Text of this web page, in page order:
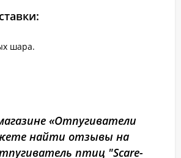
шара.
«Отпугиватели
найти отзывы на
птиц "Scare-